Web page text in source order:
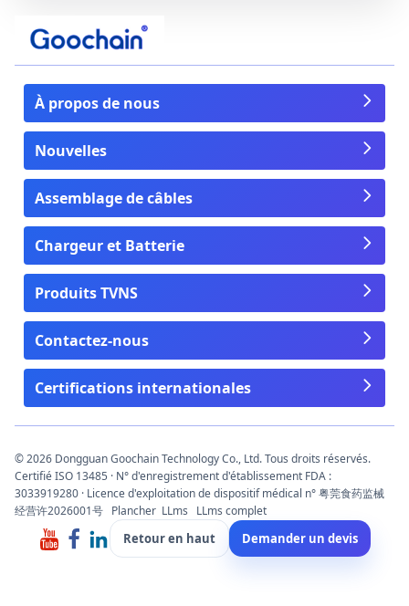
À propos de nous
Nouvelles
Assemblage de câbles
Chargeur et Batterie
Produits TVNS
Contactez-nous
Certifications internationales
© 2026 Dongguan Goochain Technology Co., Ltd. Tous droits réservés.
Certifié ISO 13485 · N° d'enregistrement d'établissement FDA :
3033919280 · Licence d'exploitation de dispositif médical n° 粤莞食药监械
经营许2026001号 Plancher LLms LLms complet
Retour en haut Demander un devis